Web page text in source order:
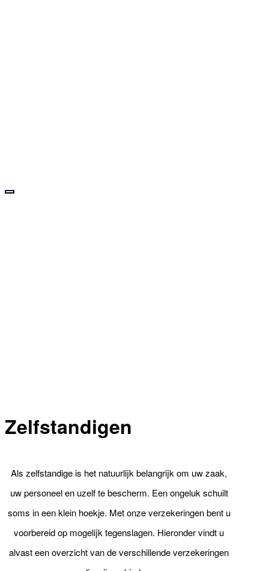
Zelfstandigen
Als zelfstandige is het natuurlijk belangrijk om uw zaak,
uw personeel en uzelf te bescherm. Een ongeluk schuilt
soms in een klein hoekje. Met onze verzekeringen bent u
voorbereid op mogelijk tegenslagen. Hieronder vindt u
alvast een overzicht van de verschillende verzekeringen